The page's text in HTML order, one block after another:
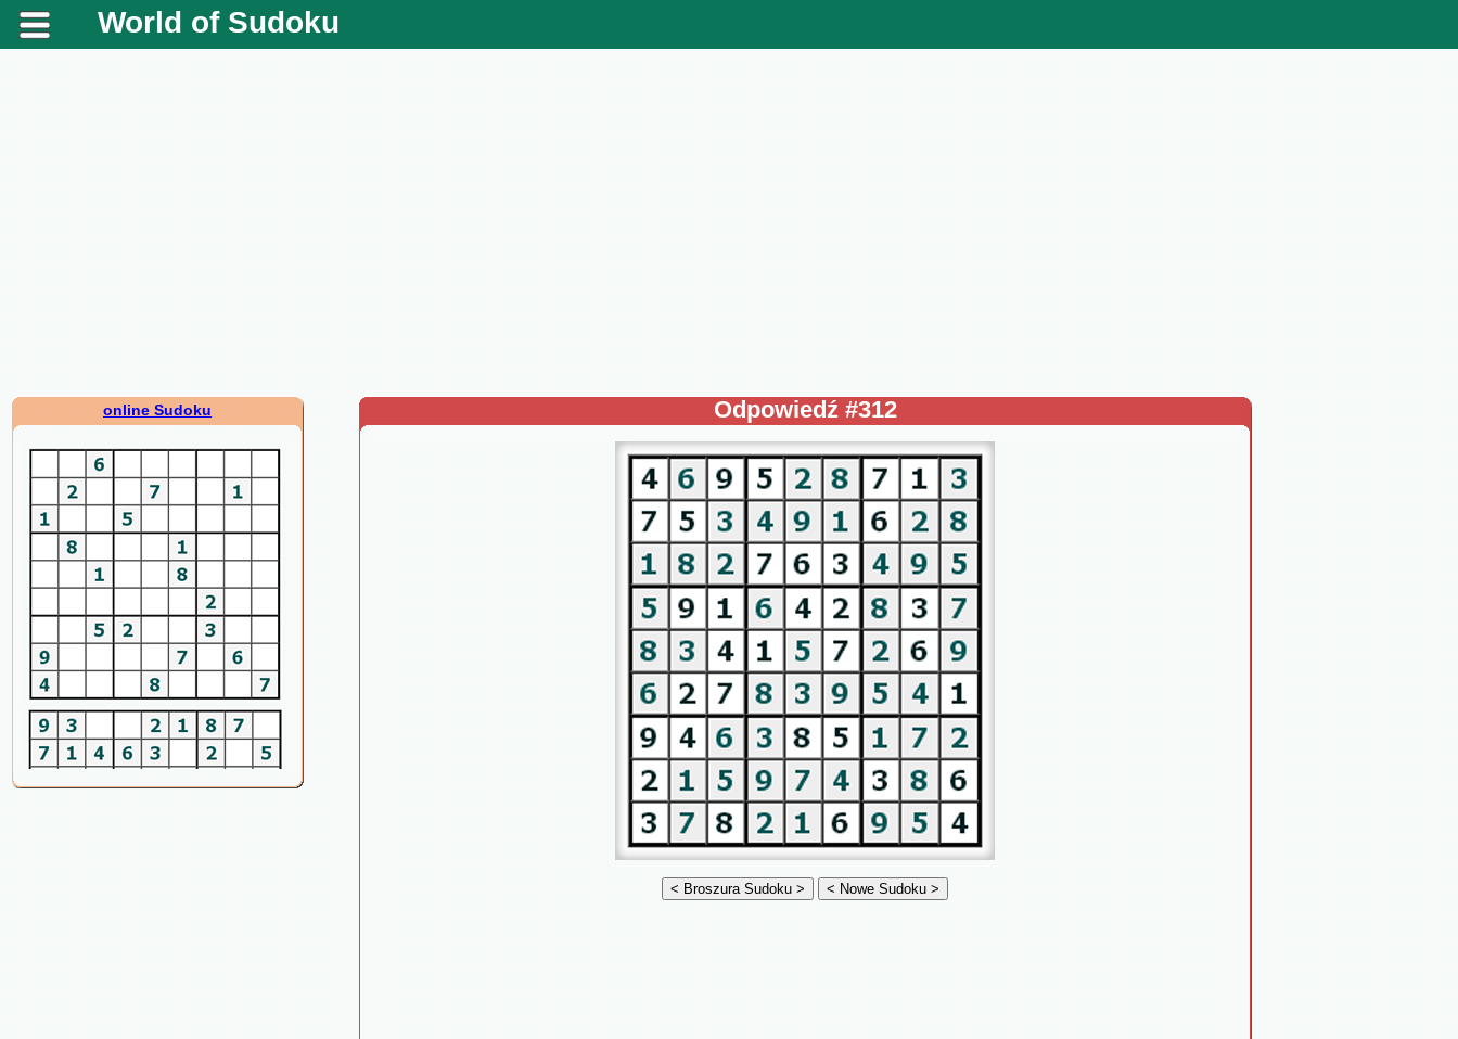
World of Sudoku
online Sudoku Odpowiedź #312